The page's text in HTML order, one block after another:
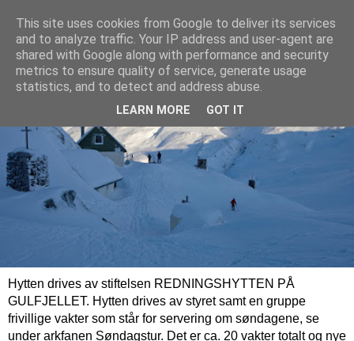
Hytten drives av stiftelsen REDNINGSHYTTEN PÅ
GULFJELLET. Hytten drives av styret samt en gruppe
frivillige vakter som står for servering om søndagene, se
under arkfanen Søndagstur. Det er ca. 20 vakter totalt og nye
This site uses cookies from Google to deliver its services
and to analyze traffic. Your IP address and user-agent are
shared with Google along with performance and security
metrics to ensure quality of service, generate usage
statistics, and to detect and address abuse.
LEARN MORE GOT IT